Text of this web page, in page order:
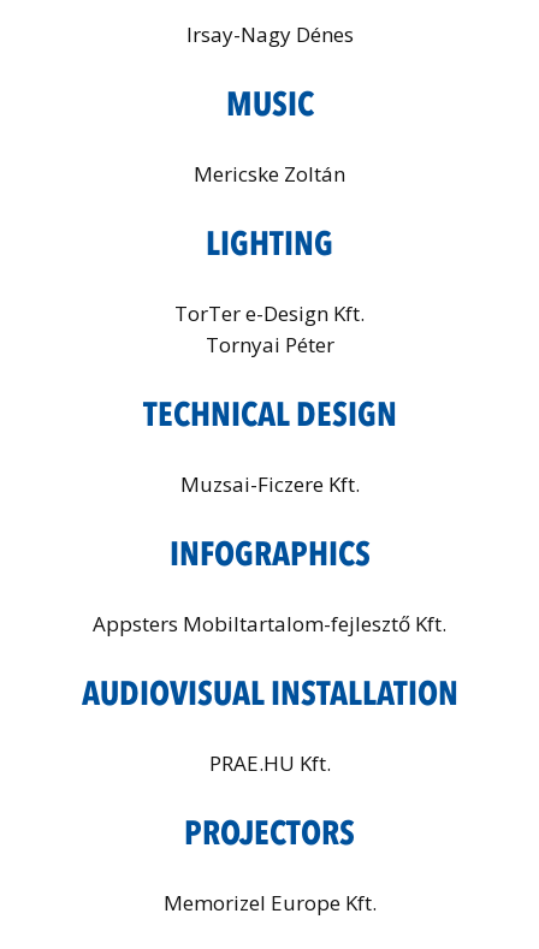
Irsay-Nagy Dénes
MUSIC
Mericske Zoltán
LIGHTING
TorTer e-Design Kft.
Tornyai Péter
TECHNICAL DESIGN
Muzsai-Ficzere Kft.
INFOGRAPHICS
Appsters Mobiltartalom-fejlesztő Kft.
AUDIOVISUAL INSTALLATION
PRAE.HU Kft.
PROJECTORS
Memorizel Europe Kft.